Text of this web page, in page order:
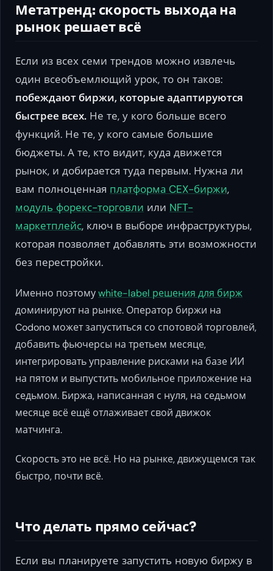
Метатренд: скорость выхода на
рынок решает всё
Если из всех семи трендов можно извлечь
один всеобъемлющий урок, то он таков:
побеждают биржи, которые адаптируются
быстрее всех. Не те, у кого больше всего
функций. Не те, у кого самые большие
бюджеты. А те, кто видит, куда движется
рынок, и добирается туда первым. Нужна ли
вам полноценная платформа CEX-биржи,
модуль форекс-торговли или NFT-
маркетплейс, ключ в выборе инфраструктуры,
которая позволяет добавлять эти возможности
без перестройки.
Именно поэтомуwhite-label решения для бирж
доминируют на рынке. Оператор биржи на
Codono может запуститься со спотовой торговлей,
добавить фьючерсы на третьем месяце,
интегрировать управление рисками на базе ИИ
на пятом и выпустить мобильное приложение на
седьмом. Биржа, написанная с нуля, на седьмом
месяце всё ещё отлаживает свой движок
матчинга.
Скорость это не всё. Но на рынке, движущемся так
быстро, почти всё.
Что делать прямо сейчас?
Если вы планируете запустить новую биржу в